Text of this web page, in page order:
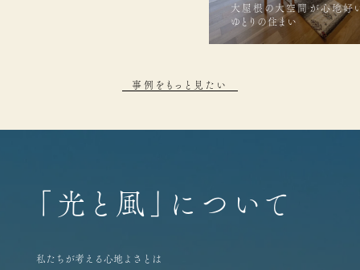
大屋根の大空間が心地好
ゆとりの住まい
事例をもっと見たい
「光と風」について
私たちが考える心地よさとは